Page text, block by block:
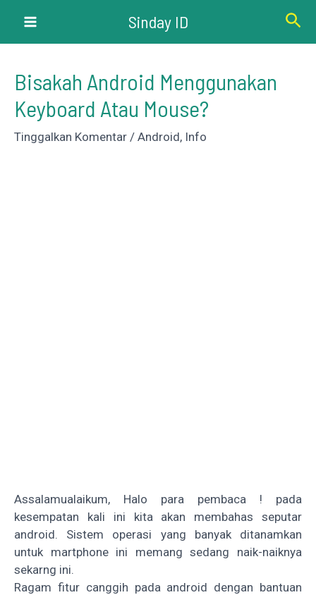
konten
Menu
Sinday ID Cari
Bisakah Android Menggunakan
Keyboard Atau Mouse?
Tinggalkan Komentar / Android, Info
Assalamualaikum, Halo para pembaca ! pada
kesempatan kali ini kita akan membahas seputar
android. Sistem operasi yang banyak ditanamkan
untuk martphone ini memang sedang naik-naiknya
sekarng ini.
Ragam fitur canggih pada android dengan bantuan